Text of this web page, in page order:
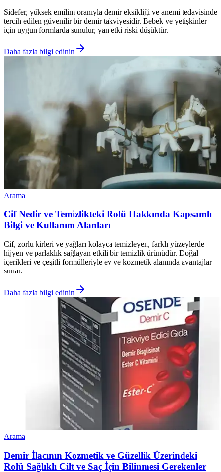
Sidefer, yüksek emilim oranıyla demir eksikliği ve anemi tedavisinde
tercih edilen güvenilir bir demir takviyesidir. Bebek ve yetişkinler
için uygun formlarda sunulur, yan etki riski düşüktür.
Daha fazla bilgi edinin
Arama
Cif Nedir ve Temizlikteki Rolü Hakkında Kapsamlı
Bilgi ve Kullanım Alanları
Cif, zorlu kirleri ve yağları kolayca temizleyen, farklı yüzeylerde
hijyen ve parlaklık sağlayan etkili bir temizlik ürünüdür. Doğal
içerikleri ve çeşitli formülleriyle ev ve kozmetik alanında avantajlar
sunar.
Daha fazla bilgi edinin
Arama
Demir İlacının Kozmetik ve Güzellik Üzerindeki
Rolü Sağlıklı Cilt ve Saç İçin Bilinmesi Gerekenler